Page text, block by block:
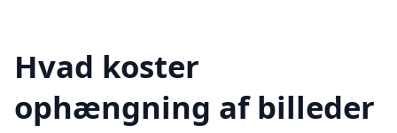
Hvad koster
ophængning af billeder